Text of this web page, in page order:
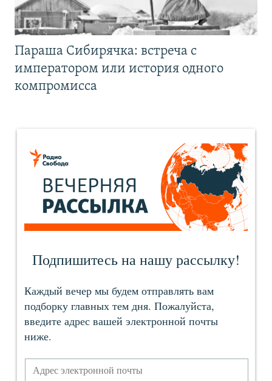
Параша Сибирячка: встреча с
императором или история одного
компромисса